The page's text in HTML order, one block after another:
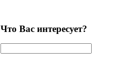
Что Вас интересует?